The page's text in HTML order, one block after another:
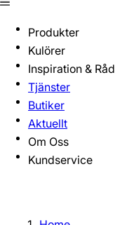
Produkter
Kulörer
Inspiration & Råd
Tjänster
Butiker
Aktuellt
Om Oss
Kundservice